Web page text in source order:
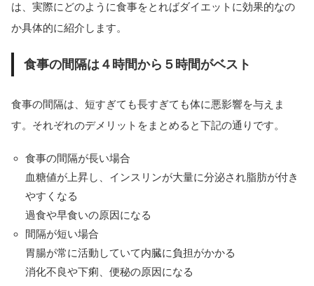
は、実際にどのように食事をとればダイエットに効果的なの
か具体的に紹介します。
食事の間隔は４時間から５時間がベスト
食事の間隔は、短すぎても長すぎても体に悪影響を与えま
す。それぞれのデメリットをまとめると下記の通りです。
食事の間隔が長い場合
血糖値が上昇し、インスリンが大量に分泌され脂肪が付き
やすくなる
過食や早食いの原因になる
間隔が短い場合
胃腸が常に活動していて内臓に負担がかかる
消化不良や下痢、便秘の原因になる